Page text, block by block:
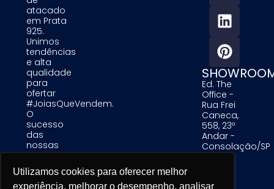
Utilizamos cookies para oferecer melhor
experiência, melhorar o desempenho, analisar
Utilizamos cookies para oferecer melhor
experiência, melhorar o desempenho, analisar
Utilizamos cookies para oferecer melhor
experiência, melhorar o desempenho, analisar
atacado
em Prata
925.
Unimos
tendências
e alta
qualidade
para
ofertar
#JoiasQueVendem.
O
sucesso
das
nossas
clientes é
uma
prioridade
para nós.
Ed. The
Office -
Rua Frei
Caneca,
558, 23º
Andar -
Consolação/SP